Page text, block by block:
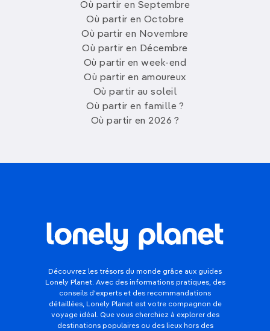
Où partir en Septembre
Où partir en Octobre
Où partir en Novembre
Où partir en Décembre
Où partir en week-end
Où partir en amoureux
Où partir au soleil
Où partir en famille ?
Où partir en 2026 ?
Découvrez les trésors du monde grâce aux guides
Lonely Planet. Avec des informations pratiques, des
conseils d'experts et des recommandations
détaillées, Lonely Planet est votre compagnon de
voyage idéal. Que vous cherchiez à explorer des
destinations populaires ou des lieux hors des